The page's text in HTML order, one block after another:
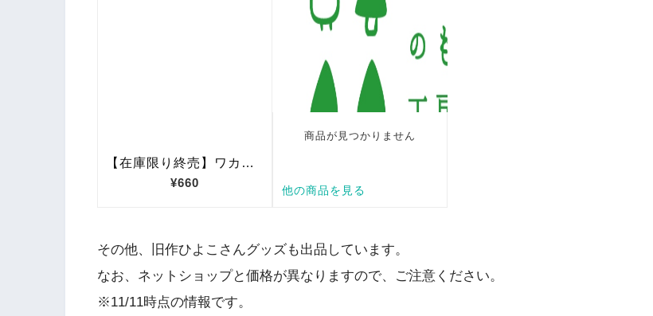
その他、旧作ひよこさんグッズも出品しています。
なお、ネットショップと価格が異なりますので、ご注意ください。
※11/11時点の情報です。